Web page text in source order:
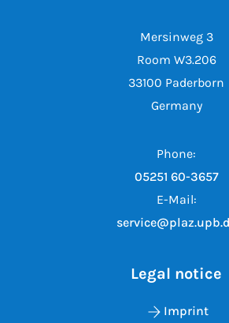
Mersinweg 3
Room W3.206
33100 Paderborn
Germany
Phone:
05251 60-3657
E-Mail:
Legal notice
Imprint